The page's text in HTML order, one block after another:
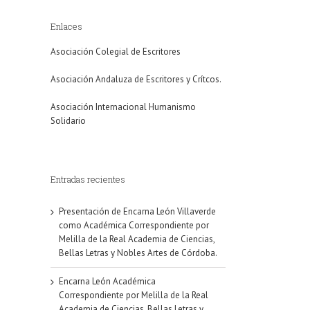
Enlaces
Asociación Colegial de Escritores
Asociación Andaluza de Escritores y Crítcos.
Asociación Internacional Humanismo
Solidario
Entradas recientes
Presentación de Encarna León Villaverde
como Académica Correspondiente por
Melilla de la Real Academia de Ciencias,
Bellas Letras y Nobles Artes de Córdoba.
Encarna León Académica
Correspondiente por Melilla de la Real